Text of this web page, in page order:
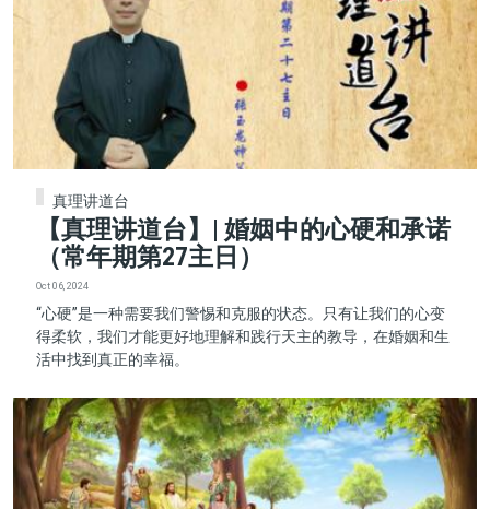
真理讲道台
【真理讲道台】| 婚姻中的心硬和承诺
（常年期第27主日）
Oct 06, 2024
“心硬”是一种需要我们警惕和克服的状态。只有让我们的心变
得柔软，我们才能更好地理解和践行天主的教导，在婚姻和生
活中找到真正的幸福。